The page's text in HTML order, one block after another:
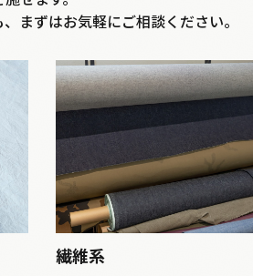
まずはお気軽にご相談ください。
繊維系